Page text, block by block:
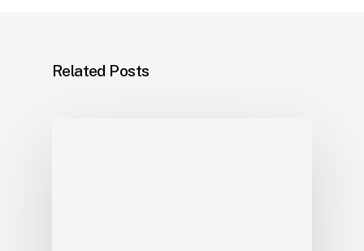
Related Posts